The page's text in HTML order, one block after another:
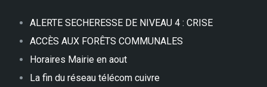
ALERTE SECHERESSE DE NIVEAU 4 : CRISE
ACCÈS AUX FORÊTS COMMUNALES
Horaires Mairie en aout
La fin du réseau télécom cuivre